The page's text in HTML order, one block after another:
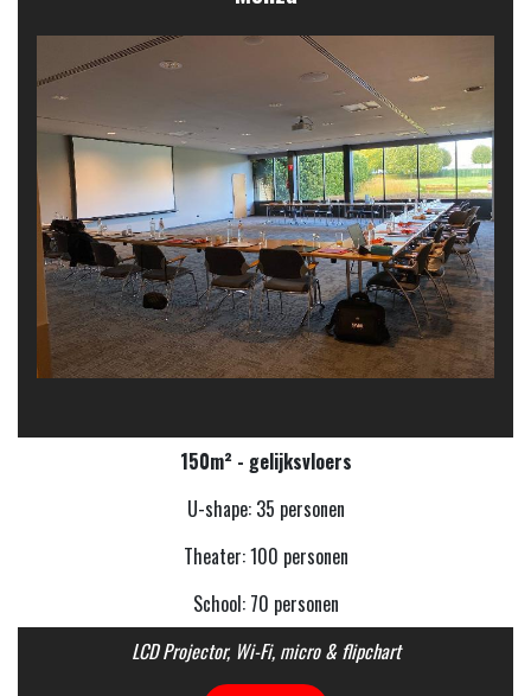
150m² - gelijksvloers
U-shape: 35 personen
Theater: 100 personen
School: 70 personen
LCD Projector, Wi-Fi, micro & flipchart